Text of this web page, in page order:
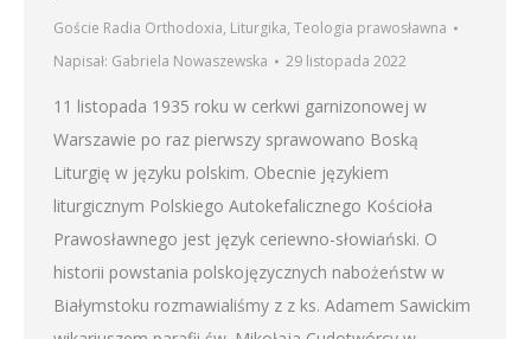
Goście Radia Orthodoxia, Liturgika, Teologia prawosławna
Napisał: Gabriela Nowaszewska 29 listopada 2022
11 listopada 1935 roku w cerkwi garnizonowej w
Warszawie po raz pierwszy sprawowano Boską
Liturgię w języku polskim. Obecnie językiem
liturgicznym Polskiego Autokefalicznego Kościoła
Prawosławnego jest język ceriewno-słowiański. O
historii powstania polskojęzycznych nabożeństw w
Białymstoku rozmawialiśmy z z ks. Adamem Sawickim